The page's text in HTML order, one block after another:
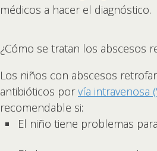
médicos a hacer el diagnóstico.
¿Cómo se tratan los abscesos
Los niños con abscesos
antibióticos porvía intravenosa
recomendable si:
El niño tiene problemas